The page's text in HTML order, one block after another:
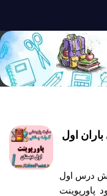
اول
درس اول
پاورپوینت